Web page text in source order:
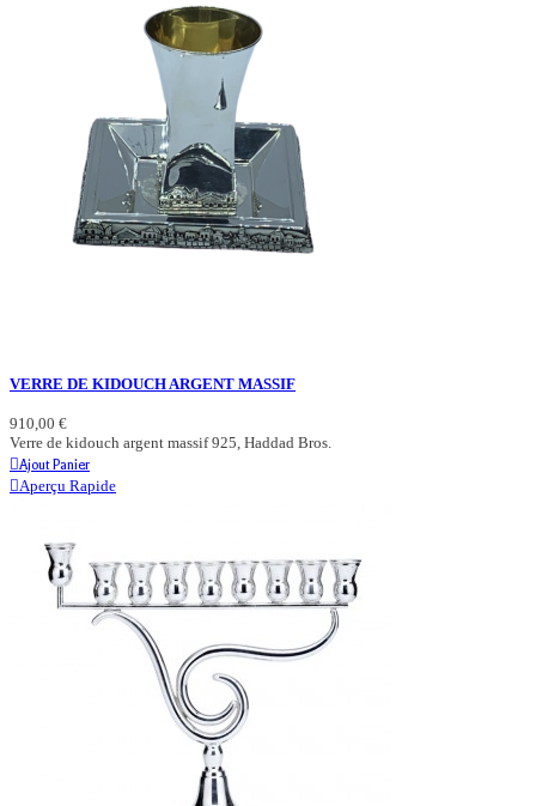
VERRE DE KIDOUCH ARGENT MASSIF
910,00 €
Verre de kidouch argent massif 925, Haddad Bros.
Ajout Panier
Aperçu Rapide